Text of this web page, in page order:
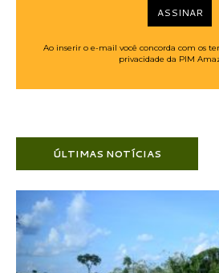
ASSINAR
Ao inserir o e-mail você concorda com os
privacidade da PIM
ÚLTIMAS NOTÍCIAS